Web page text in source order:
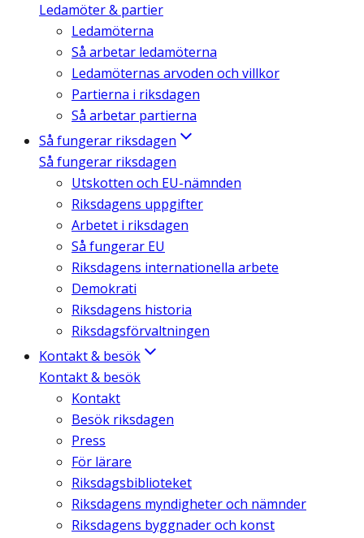
Ledamöter & partier
Ledamöterna
Så arbetar ledamöterna
Ledamöternas arvoden och villkor
Partierna i riksdagen
Så arbetar partierna
Så fungerar riksdagen
Så fungerar riksdagen
Utskotten och EU-nämnden
Riksdagens uppgifter
Arbetet i riksdagen
Så fungerar EU
Riksdagens internationella arbete
Demokrati
Riksdagens historia
Riksdagsförvaltningen
Kontakt & besök
Kontakt & besök
Kontakt
Besök riksdagen
Press
För lärare
Riksdagsbiblioteket
Riksdagens myndigheter och nämnder
Riksdagens byggnader och konst